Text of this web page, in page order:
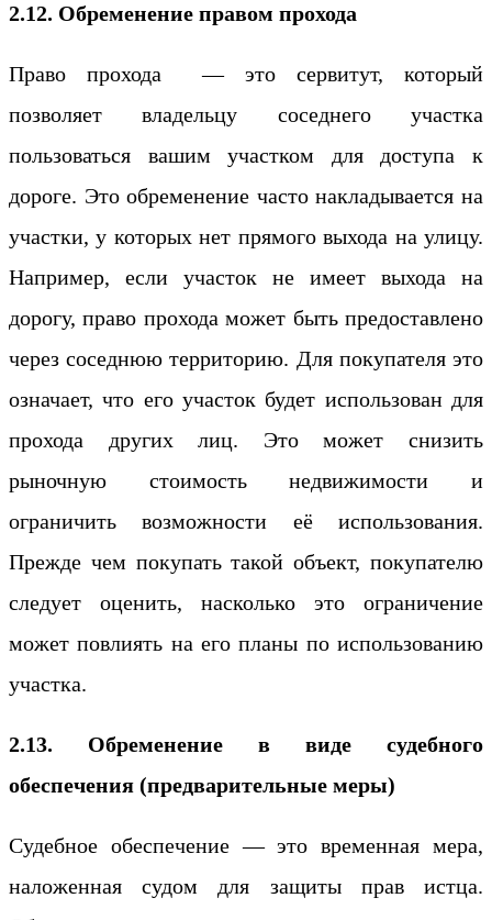
2.12. Обременение правом прохода
Право прохода — это сервитут, который
позволяет владельцу соседнего участка
пользоваться вашим участком для доступа к
дороге. Это обременение часто накладывается на
участки, у которых нет прямого выхода на улицу.
Например, если участок не имеет выхода на
дорогу, право прохода может быть предоставлено
через соседнюю территорию. Для покупателя это
означает, что его участок будет использован для
прохода других лиц. Это может снизить
рыночную стоимость недвижимости и
ограничить возможности её использования.
Прежде чем покупать такой объект, покупателю
следует оценить, насколько это ограничение
может повлиять на его планы по использованию
участка.
2.13. Обременение в виде судебного
обеспечения (предварительные меры)
Судебное обеспечение — это временная мера,
наложенная судом для защиты прав истца.